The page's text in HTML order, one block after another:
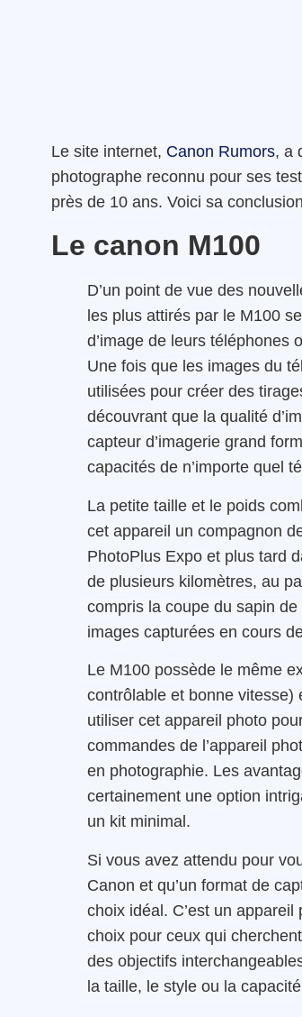
Le site internet, Canon Rumors, a
photographe reconnu pour ses
près de 10 ans. Voici sa
Le canon M100
D’un point de vue des
les plus attirés par le M100
d’image de leurs téléphones
Une fois que les images du
utilisées pour créer des
découvrant que la qualité
capteur d’imagerie grand
capacités de n’importe quel
La petite taille et le poids
cet appareil un compagnon
PhotoPlus Expo et plus tard
de plusieurs kilomètres, au
compris la coupe du sapin
images capturées en cours
Le M100 possède le même
contrôlable et bonne vitesse)
utiliser cet appareil photo
commandes de l’appareil
en photographie. Les
certainement une option
un kit minimal.
Si vous avez attendu pour
Canon et qu’un format de
choix idéal. C’est un
choix pour ceux qui
des objectifs
la taille, le style ou la